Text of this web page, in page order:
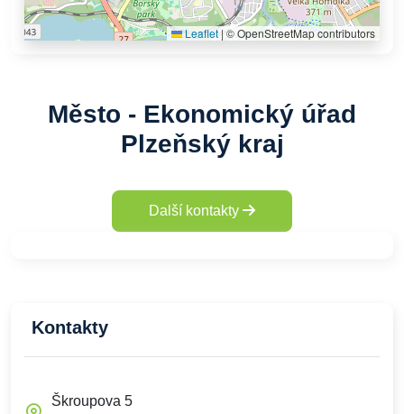
Leaflet |© OpenStreetMap contributors
Město - Ekonomický úřad
Plzeňský kraj
Další kontakty
Kontakty
Škroupova 5